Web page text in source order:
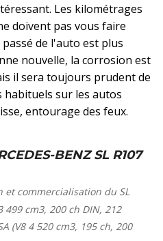
Les kilométrages
doivent pas vous faire
de l'auto est plus
nouvelle, la corrosion est
il sera toujours prudent de
sur les autos
entourage des feux.
BENZ SL R107
et commercialisation du SL
499 cm3, 200 ch DIN, 212
(V8 4 520 cm3, 195 ch, 200